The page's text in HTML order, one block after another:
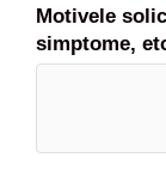
Motivele
simptome,